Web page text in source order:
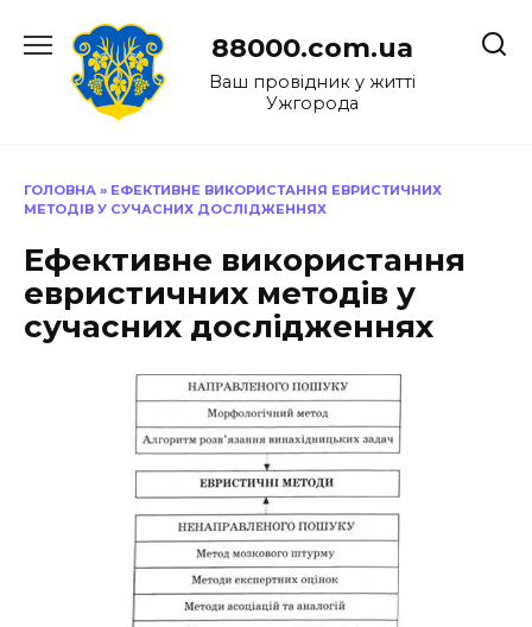
до
88000.com.ua
Ваш провідник у житті
Ужгорода
ГОЛОВНА » ЕФЕКТИВНЕ ВИКОРИСТАННЯ ЕВРИСТИЧНИХ
МЕТОДІВ У СУЧАСНИХ ДОСЛІДЖЕННЯХ
Ефективне використання
евристичних методів у
сучасних дослідженнях